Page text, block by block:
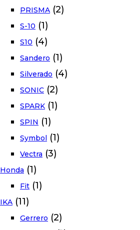
PRISMA (2)
S-10 (1)
S10 (4)
Sandero (1)
Silverado (4)
SONIC (2)
SPARK (1)
SPIN (1)
Symbol (1)
Vectra (3)
Honda (1)
Fit (1)
IKA (11)
Gerrero (2)